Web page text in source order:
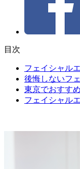
目次
フェイシャル
後悔しないフ
東京でおすす
フェイシャル